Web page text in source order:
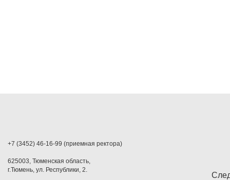
+7 (3452) 46-16-99 (приемная ректора)
625003, Тюменская область,
г.Тюмень, ул. Республики, 2.